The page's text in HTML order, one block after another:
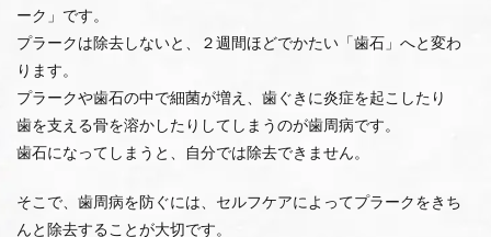
ーク」です。
プラークは除去しないと、２週間ほどでかたい「歯石」へと変わ
ります。
プラークや歯石の中で細菌が増え、歯ぐきに炎症を起こしたり
歯を支える骨を溶かしたりしてしまうのが歯周病です。
歯石になってしまうと、自分では除去できません。
そこで、歯周病を防ぐには、セルフケアによってプラークをきち
んと除去することが大切です。